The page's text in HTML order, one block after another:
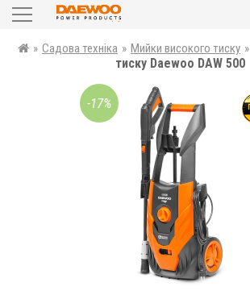
Садова техніка
Силова техніка
Електроінструменти
Автотовари
Аксесуари та комплектуючі
» Садова техніка » Мийки високого тиску »
тиску Daewoo DAW 500
-17%